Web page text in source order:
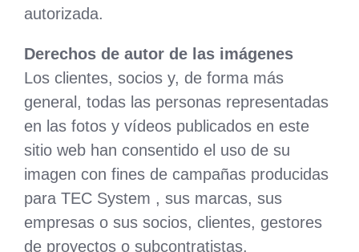
autorizada.
Derechos de autor de las imágenes
Los clientes, socios y, de forma más
general, todas las personas representadas
en las fotos y vídeos publicados en este
sitio web han consentido el uso de su
imagen con fines de campañas producidas
para TEC System , sus marcas, sus
empresas o sus socios, clientes, gestores
de proyectos o subcontratistas.